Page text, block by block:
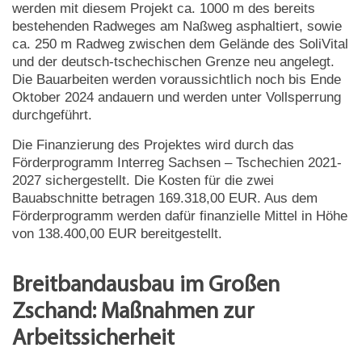
werden mit diesem Projekt ca. 1000 m des bereits
bestehenden Radweges am Naßweg asphaltiert, sowie
ca. 250 m Radweg zwischen dem Gelände des SoliVital
und der deutsch-tschechischen Grenze neu angelegt.
Die Bauarbeiten werden voraussichtlich noch bis Ende
Oktober 2024 andauern und werden unter Vollsperrung
durchgeführt.
Die Finanzierung des Projektes wird durch das
Förderprogramm Interreg Sachsen – Tschechien 2021-
2027 sichergestellt. Die Kosten für die zwei
Bauabschnitte betragen 169.318,00 EUR. Aus dem
Förderprogramm werden dafür finanzielle Mittel in Höhe
von 138.400,00 EUR bereitgestellt.
Breitbandausbau im Großen
Zschand: Maßnahmen zur
Arbeitssicherheit